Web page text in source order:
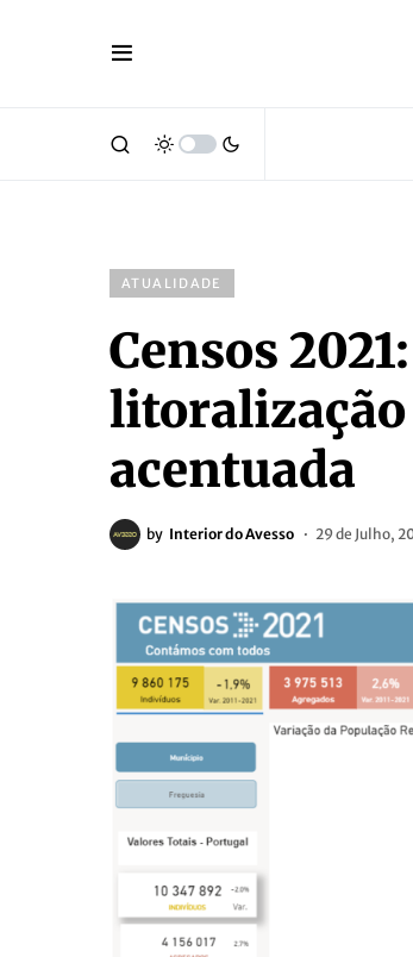
ATUALIDADE
Censos
litoralização
acentuada
by Interior do Avesso 29 de Julho,